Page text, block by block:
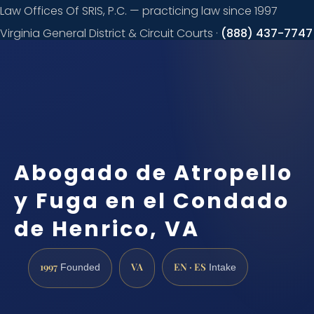
Law Offices Of SRIS, P.C. — practicing law since 1997
Virginia General District & Circuit Courts · (888) 437-7747
Abogado de Atropello
y Fuga en el Condado
de Henrico, VA
1997 Founded VA EN · ES Intake